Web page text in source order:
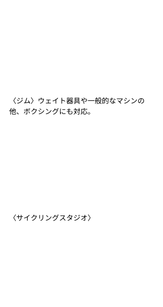
〈ジム〉ウェイト器具や一般的なマシンの
他、ボクシングにも対応。
〈サイクリングスタジオ〉